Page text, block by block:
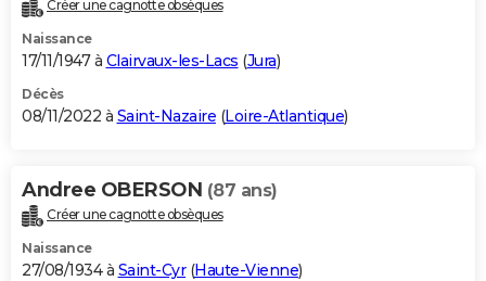
Créer une cagnotte obsèques
Naissance
17/11/1947 à Clairvaux-les-Lacs (Jura)
Décès
08/11/2022 à Saint-Nazaire (Loire-Atlantique)
Andree OBERSON (87 ans)
Créer une cagnotte obsèques
Naissance
27/08/1934 à Saint-Cyr(Haute-Vienne)